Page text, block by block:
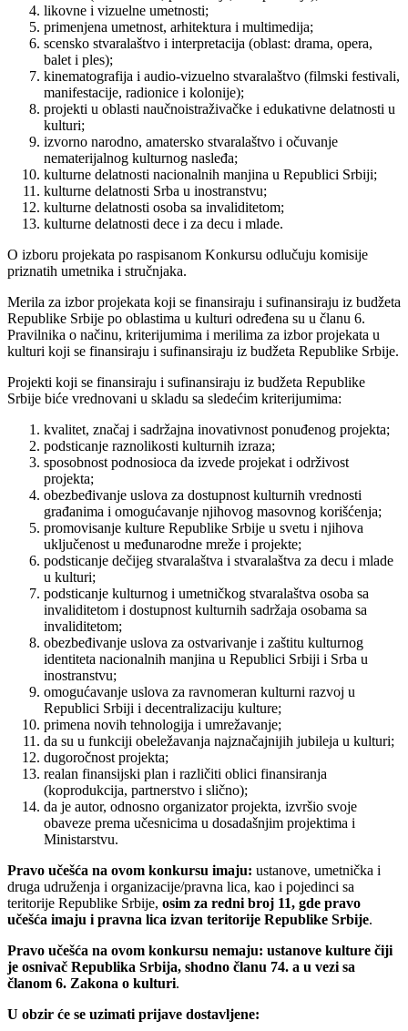
likovne i vizuelne umetnosti;
primenjena umetnost, arhitektura i multimedija;
scensko stvaralaštvo i interpretacija (oblast: drama, opera,
balet i ples);
kinematografija i audio-vizuelno stvaralaštvo (filmski festivali,
manifestacije, radionice i kolonije);
projekti u oblasti naučnoistraživačke i edukativne delatnosti u
kulturi;
izvorno narodno, amatersko stvaralaštvo i očuvanje
nematerijalnog kulturnog nasleđa;
kulturne delatnosti nacionalnih manjina u Republici Srbiji;
kulturne delatnosti Srba u inostranstvu;
kulturne delatnosti osoba sa invaliditetom;
kulturne delatnosti dece i za decu i mlade.
O izboru projekata po raspisanom Konkursu odlučuju komisije
priznatih umetnika i stručnjaka.
Merila za izbor projekata koji se finansiraju i sufinansiraju iz budžeta
Republike Srbije po oblastima u kulturi određena su u članu 6.
Pravilnika o načinu, kriterijumima i merilima za izbor projekata u
kulturi koji se finansiraju i sufinansiraju iz budžeta Republike Srbije.
Projekti koji se finansiraju i sufinansiraju iz budžeta Republike
Srbije biće vrednovani u skladu sa sledećim kriterijumima:
kvalitet, značaj i sadržajna inovativnost ponuđenog projekta;
podsticanje raznolikosti kulturnih izraza;
sposobnost podnosioca da izvede projekat i održivost
projekta;
obezbeđivanje uslova za dostupnost kulturnih vrednosti
građanima i omogućavanje njihovog masovnog korišćenja;
promovisanje kulture Republike Srbije u svetu i njihova
uključenost u međunarodne mreže i projekte;
podsticanje dečijeg stvaralaštva i stvaralaštva za decu i mlade
u kulturi;
podsticanje kulturnog i umetničkog stvaralaštva osoba sa
invaliditetom i dostupnost kulturnih sadržaja osobama sa
invaliditetom;
obezbeđivanje uslova za ostvarivanje i zaštitu kulturnog
identiteta nacionalnih manjina u Republici Srbiji i Srba u
inostranstvu;
omogućavanje uslova za ravnomeran kulturni razvoj u
Republici Srbiji i decentralizaciju kulture;
primena novih tehnologija i umrežavanje;
da su u funkciji obeležavanja najznačajnijih jubileja u kulturi;
dugoročnost projekta;
realan finansijski plan i različiti oblici finansiranja
(koprodukcija, partnerstvo i slično);
da je autor, odnosno organizator projekta, izvršio svoje
obaveze prema učesnicima u dosadašnjim projektima i
Ministarstvu.
Pravo učešća na ovom konkursu imaju: ustanove, umetnička i
druga udruženja i organizacije/pravna lica, kao i pojedinci sa
teritorije Republike Srbije, osim za redni broj 11, gde pravo
učešća imaju i pravna lica izvan teritorije Republike Srbije.
Pravo učešća na ovom konkursu nemaju: ustanove kulture čiji
je osnivač Republika Srbija, shodno članu 74. a u vezi sa
članom 6. Zakona o kulturi.
U obzir će se uzimati prijave dostavljene: